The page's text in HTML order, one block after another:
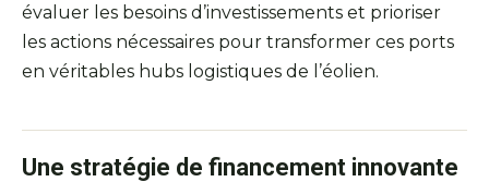
évaluer les besoins d’investissements et prioriser
les actions nécessaires pour transformer ces ports
en véritables hubs logistiques de l’éolien.
Une stratégie de financement innovante